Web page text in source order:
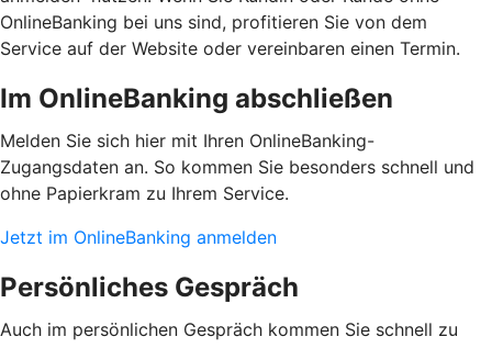
OnlineBanking bei uns sind, profitieren Sie von dem
Service auf der Website oder vereinbaren einen Termin.
Im OnlineBanking abschließen
Melden Sie sich hier mit Ihren OnlineBanking-
Zugangsdaten an. So kommen Sie besonders schnell und
ohne Papierkram zu Ihrem Service.
Jetzt im OnlineBanking anmelden
Persönliches Gespräch
Auch im persönlichen Gespräch kommen Sie schnell zu